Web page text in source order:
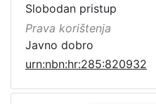
Slobodan pristup
Prava korištenja
Javno dobro
urn:nbn:hr:285:820932